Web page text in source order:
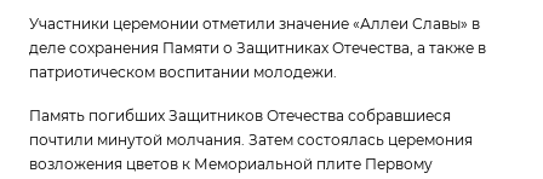
Участники церемонии отметили значение «Аллеи Славы» в
деле сохранения Памяти о Защитниках Отечества, а также в
патриотическом воспитании молодежи.
Память погибших Защитников Отечества собравшиеся
почтили минутой молчания. Затем состоялась церемония
возложения цветов к Мемориальной плите Первому